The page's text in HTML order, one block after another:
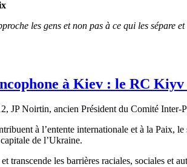
les gens et non pas à ce qui les
à Kiev : le RC Kiyv
JP Noirtin, ancien Président du Comité
à l’entente internationale et à la Paix,
de l’Ukraine.
transcende les barrières raciales, sociales et